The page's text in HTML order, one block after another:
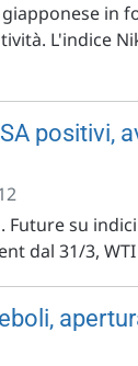
in
L'indice
positivi,
su
dal 31/3,